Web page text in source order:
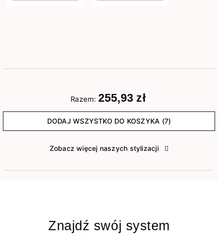
Razem: 255,93 zł
DODAJ WSZYSTKO DO KOSZYKA (7)
Zobacz więcej naszych stylizacji
Znajdź swój system